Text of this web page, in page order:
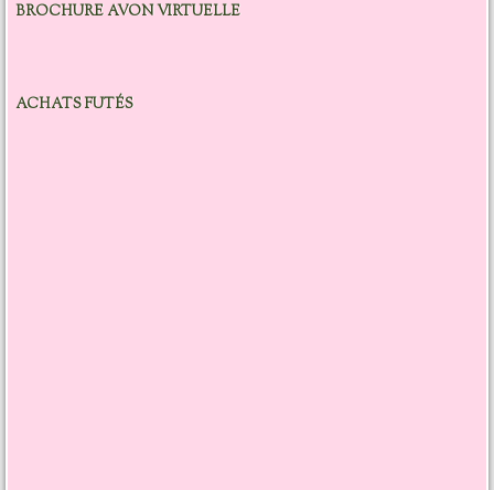
BROCHURE AVON VIRTUELLE
ACHATS FUTÉS